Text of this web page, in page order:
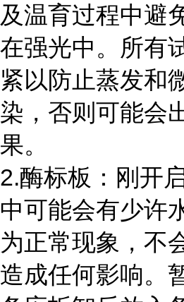
及温育过程中避
在强光中。所有
紧以防止蒸发和
染，否则可能会
果。
2.酶标板：刚开
中可能会有少许
为正常现象，不
造成任何影响。